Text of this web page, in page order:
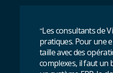
"Les consultants de
pratiques. Pour une
taille avec des
complexes, il faut